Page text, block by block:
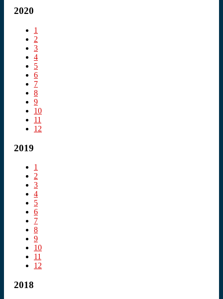
2020
1
2
3
4
5
6
7
8
9
10
11
12
2019
1
2
3
4
5
6
7
8
9
10
11
12
2018